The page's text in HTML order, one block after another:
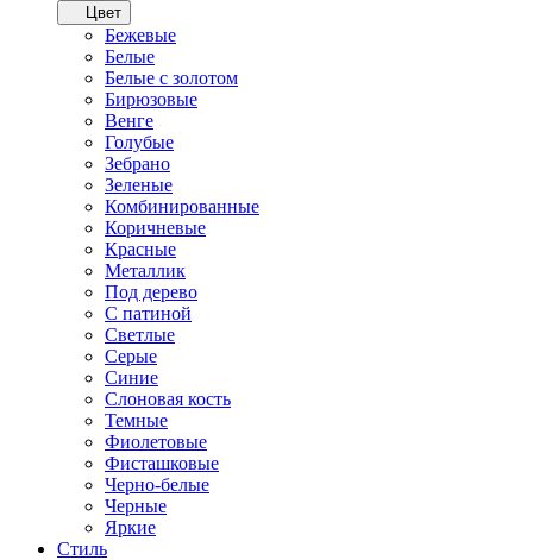
Цвет
Бежевые
Белые
Белые с золотом
Бирюзовые
Венге
Голубые
Зебрано
Зеленые
Комбинированные
Коричневые
Красные
Металлик
Под дерево
С патиной
Светлые
Серые
Синие
Слоновая кость
Темные
Фиолетовые
Фисташковые
Черно-белые
Черные
Яркие
Стиль